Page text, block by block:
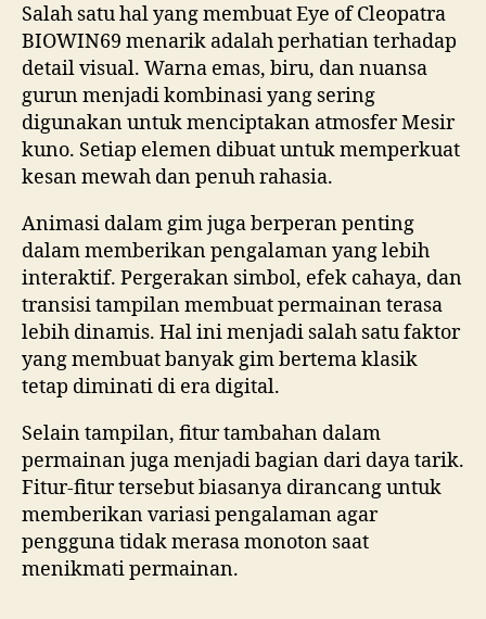
Salah satu hal yang membuat Eye of Cleopatra
BIOWIN69 menarik adalah perhatian terhadap
detail visual. Warna emas, biru, dan nuansa
gurun menjadi kombinasi yang sering
digunakan untuk menciptakan atmosfer Mesir
kuno. Setiap elemen dibuat untuk memperkuat
kesan mewah dan penuh rahasia.
Animasi dalam gim juga berperan penting
dalam memberikan pengalaman yang lebih
interaktif. Pergerakan simbol, efek cahaya, dan
transisi tampilan membuat permainan terasa
lebih dinamis. Hal ini menjadi salah satu faktor
yang membuat banyak gim bertema klasik
tetap diminati di era digital.
Selain tampilan, fitur tambahan dalam
permainan juga menjadi bagian dari daya tarik.
Fitur-fitur tersebut biasanya dirancang untuk
memberikan variasi pengalaman agar
pengguna tidak merasa monoton saat
menikmati permainan.